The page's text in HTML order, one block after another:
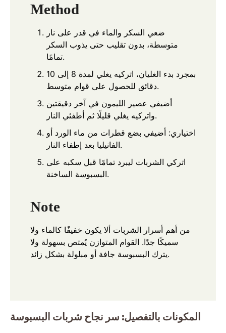
Method
ضعي السكر والماء في قدر على نار
متوسطة، بدون تقليب حتى يذوب السكر
تمامًا.
بمجرد بدء الغليان، اتركيه يغلي لمدة 8 إلى 10
دقائق للحصول على قوام متوسط.
أضيفي عصير الليمون في آخر دقيقتين
واتركيه يغلي قليلًا ثم أطفئي النار.
اختياري: أضيفي بضع قطرات من ماء الورد أو
الفانيليا بعد إطفاء النار.
اتركي الشربات ليبرد تمامًا قبل سكبه على
البسبوسة الساخنة.
Note
من أهم أسرار الشربات ألا يكون خفيفًا كالماء ولا
سميكًا جدًا. القوام المتوازن يُمتص بسهولة ولا
يترك البسبوسة جافة أو مبلولة بشكل زائد.
المكونات بالتفصيل: سر نجاح شربات البسبوسة